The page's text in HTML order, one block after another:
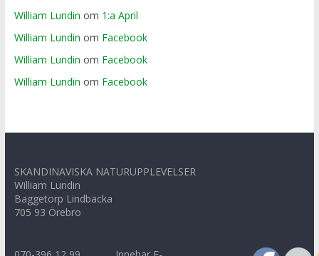
William Lundin om 1:a April
William Lundin om Facebook
William Lundin om Facebook
William Lundin om Facebook
SKANDINAVISKA NATURUPPLEVELSER
William Lundin
Baggetorp Lindbacka
705 93 Örebro